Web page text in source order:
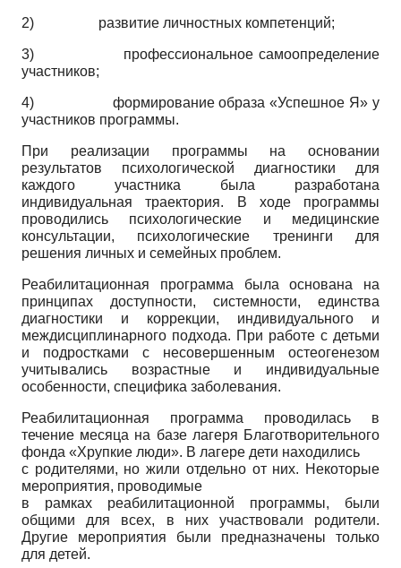
2) развитие личностных компетенций;
3) профессиональное самоопределение
участников;
4) формирование образа «Успешное Я» у
участников программы.
При реализации программы на основании
результатов психологической диагностики для
каждого участника была разработана
индивидуальная траектория. В ходе программы
проводились психологические и медицинские
консультации, психологические тренинги для
решения личных и семейных проблем.
Реабилитационная программа была основана на
принципах доступности, системности, единства
диагностики и коррекции, индивидуального и
междисциплинарного подхода. При работе с детьми
и подростками с несовершенным остеогенезом
учитывались возрастные и индивидуальные
особенности, специфика заболевания.
Реабилитационная программа проводилась в
течение месяца на базе лагеря Благотворительного
фонда «Хрупкие люди». В лагере дети находились
с родителями, но жили отдельно от них. Некоторые
мероприятия, проводимые
в рамках реабилитационной программы, были
общими для всех, в них участвовали родители.
Другие мероприятия были предназначены только
для детей.